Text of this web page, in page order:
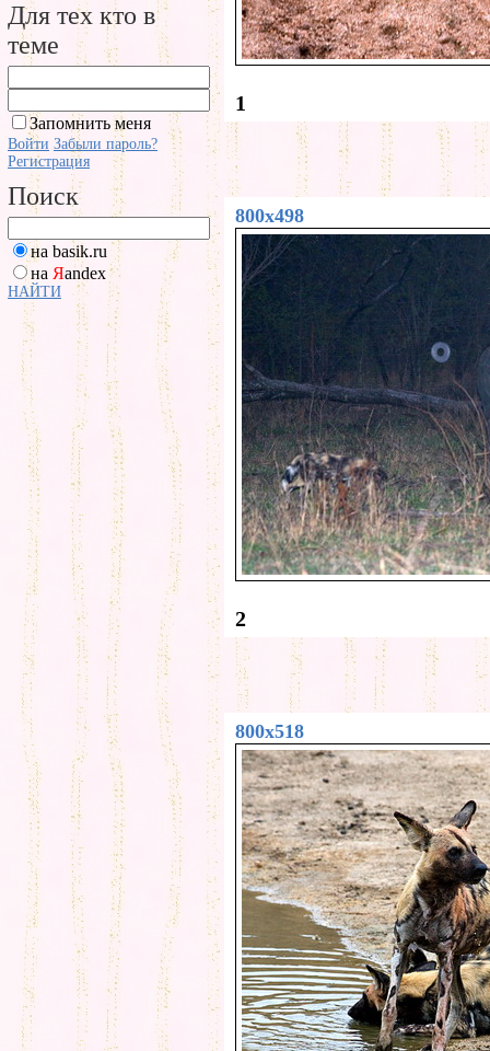
Для тех кто в
теме
Запомнить меня
Войти Забыли пароль?
Регистрация
Поиск
на basik.ru
на Яandex
НАЙТИ
1
800x498
2
800x518